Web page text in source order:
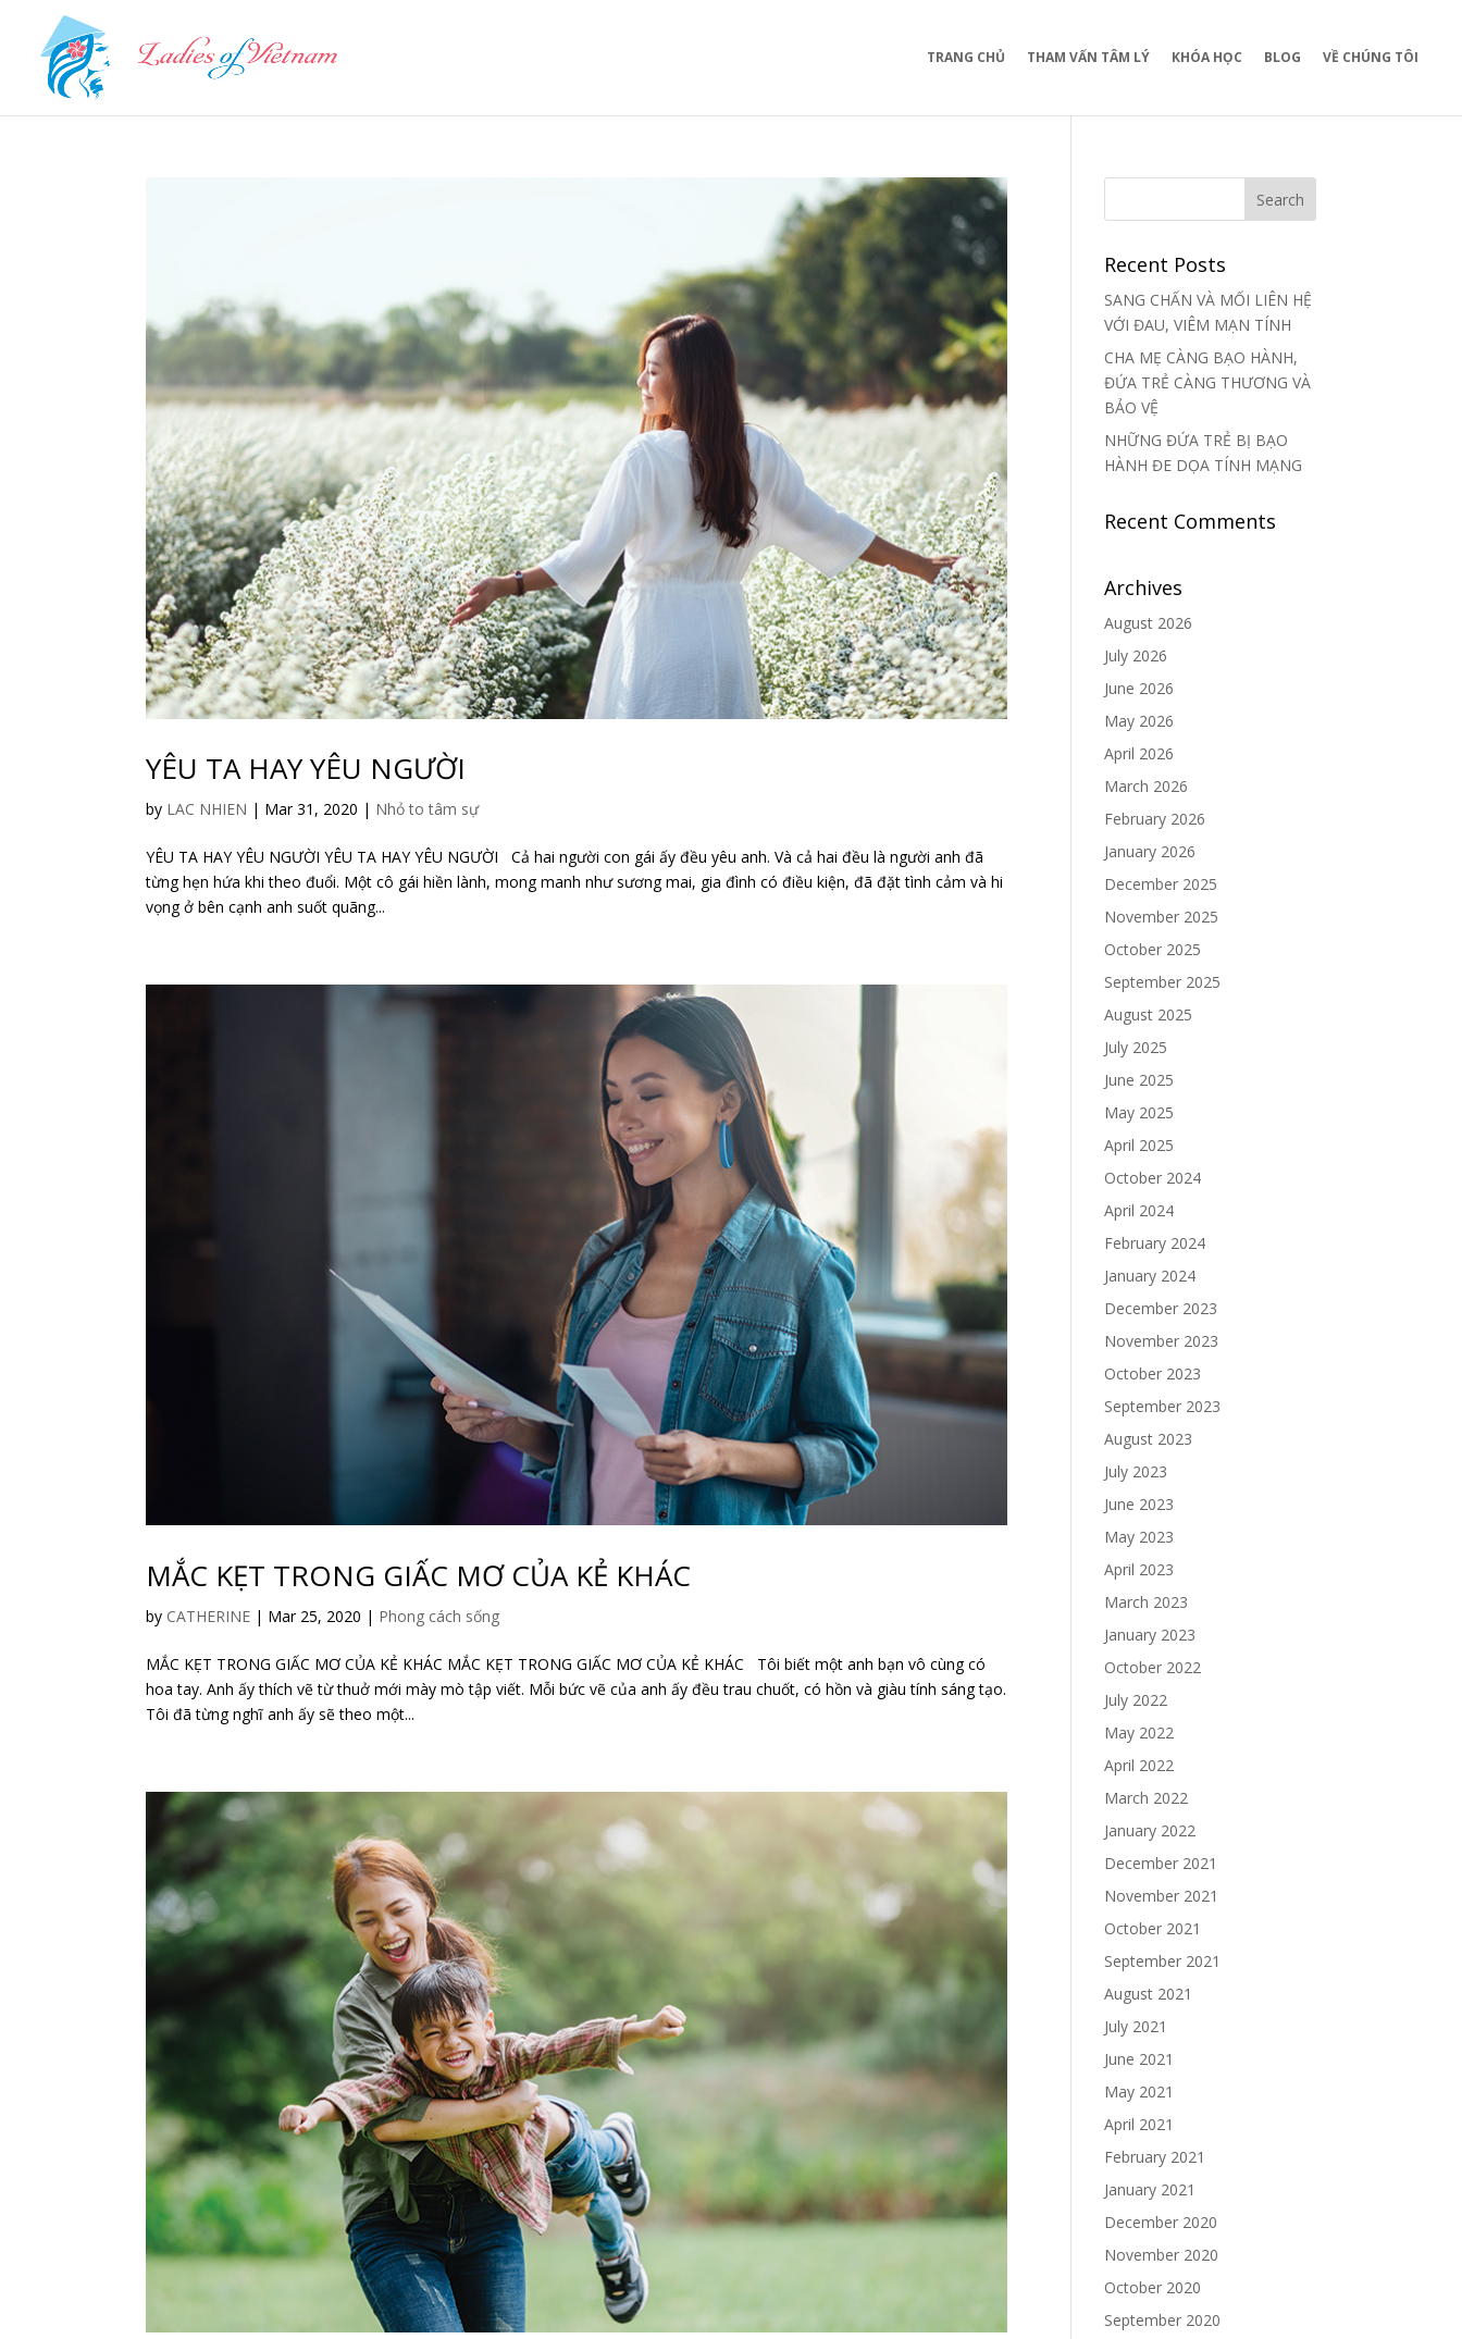
TRANG CHỦ THAM VẤN TÂM LÝ KHÓA HỌC BLOG VỀ CHÚNG TÔI
YÊU TA HAY YÊU NGƯỜI
by LAC NHIEN | Mar 31, 2020 | Nhỏ to tâm sự
YÊU TA HAY YÊU NGƯỜI YÊU TA HAY YÊU NGƯỜI Cả hai người con gái ấy đều yêu anh. Và cả hai đều là người anh đã
từng hẹn hứa khi theo đuổi. Một cô gái hiền lành, mong manh như sương mai, gia đình có điều kiện, đã đặt tình cảm và hi
vọng ở bên cạnh anh suốt quãng...
MẮC KẸT TRONG GIẤC MƠ CỦA KẺ KHÁC
by CATHERINE | Mar 25, 2020 | Phong cách sống
MẮC KẸT TRONG GIẤC MƠ CỦA KẺ KHÁC MẮC KẸT TRONG GIẤC MƠ CỦA KẺ KHÁC Tôi biết một anh bạn vô cùng có
hoa tay. Anh ấy thích vẽ từ thuở mới mày mò tập viết. Mỗi bức vẽ của anh ấy đều trau chuốt, có hồn và giàu tính sáng tạo.
Tôi đã từng nghĩ anh ấy sẽ theo một...
Recent Posts
SANG CHẤN VÀ MỐI LIÊN HỆ
VỚI ĐAU, VIÊM MẠN TÍNH
CHA MẸ CÀNG BẠO HÀNH,
ĐỨA TRẺ CÀNG THƯƠNG VÀ
BẢO VỆ
NHỮNG ĐỨA TRẺ BỊ BẠO
HÀNH ĐE DỌA TÍNH MẠNG
Recent Comments
Archives
August 2026
July 2026
June 2026
May 2026
April 2026
March 2026
February 2026
January 2026
December 2025
November 2025
October 2025
September 2025
August 2025
July 2025
June 2025
May 2025
April 2025
October 2024
April 2024
February 2024
January 2024
December 2023
November 2023
October 2023
September 2023
August 2023
July 2023
June 2023
May 2023
April 2023
March 2023
January 2023
October 2022
July 2022
May 2022
April 2022
March 2022
January 2022
December 2021
November 2021
October 2021
September 2021
August 2021
July 2021
June 2021
May 2021
April 2021
February 2021
January 2021
December 2020
November 2020
October 2020
September 2020